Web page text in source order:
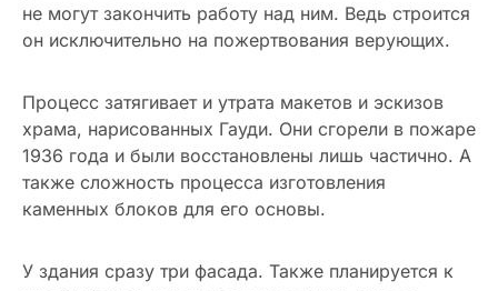
не могут закончить работу над ним. Ведь строится
он исключительно на пожертвования верующих.
Процесс затягивает и утрата макетов и эскизов
храма, нарисованных Гауди. Они сгорели в пожаре
1936 года и были восстановлены лишь частично. А
также сложность процесса изготовления
каменных блоков для его основы.
У здания сразу три фасада. Также планируется к